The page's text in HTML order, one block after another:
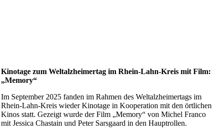
Kinotage zum Weltalzheimertag im Rhein-Lahn-Kreis mit Film:
„Memory“
Im September 2025 fanden im Rahmen des Weltalzheimertags im
Rhein-Lahn-Kreis wieder Kinotage in Kooperation mit den örtlichen
Kinos statt. Gezeigt wurde der Film „Memory“ von Michel Franco
mit Jessica Chastain und Peter Sarsgaard in den Hauptrollen.